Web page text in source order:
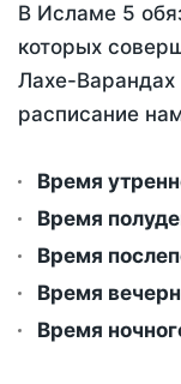
В Исламе 5
которых
Лахе-Варандах
расписание
Время
Время
Время
Время
Время